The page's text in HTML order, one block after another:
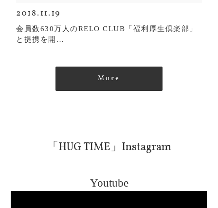
2018.11.19
会員数630万人のRELO CLUB「福利厚生倶楽部」
と提携を開…
More
「HUG TIME」Instagram
Youtube